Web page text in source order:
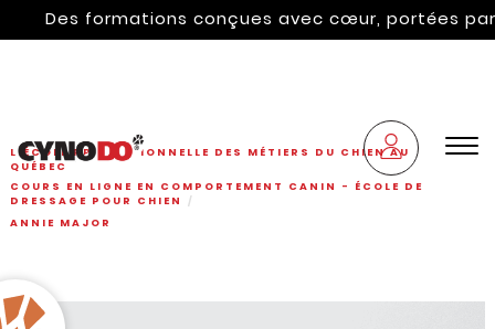
Des formations conçues avec cœur, portées par
L'ÉCOLE PROFESSIONNELLE DES MÉTIERS DU CHIEN AU
QUÉBEC
COURS EN LIGNE EN COMPORTEMENT CANIN - ÉCOLE DE
DRESSAGE POUR CHIEN
ANNIE MAJOR